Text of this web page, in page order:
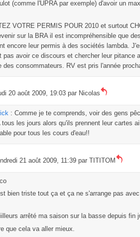
(comme l'UPRA par exemple) d'avoir un
VOTRE PERMIS POUR 2010 et surtout
sur la BRA il est incompréhensible que
encore leur permis à des sociétés lambda.
pas avoir ce discours et chercher leur pitance
des consommateurs. RV est pris l'année
20 août 2009, 19:03 par Nicolas
: Comme je te comprends, voir des gens
tous les jours alors qu'ils prennent leur cartes
pour tous les cours d'eau!!
21 août 2009, 11:39 par TITITOM
bien triste tout ça et ça ne s'arrange pas
arrêté ma saison sur la basse depuis fin
que cela va aller mieux.